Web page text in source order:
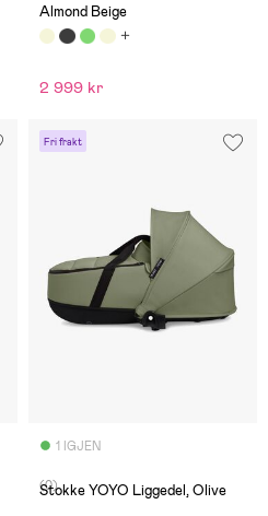
Almond Beige
2 999 kr
Fri frakt
1 IGJEN
(0)
Stokke YOYO Liggedel, Olive